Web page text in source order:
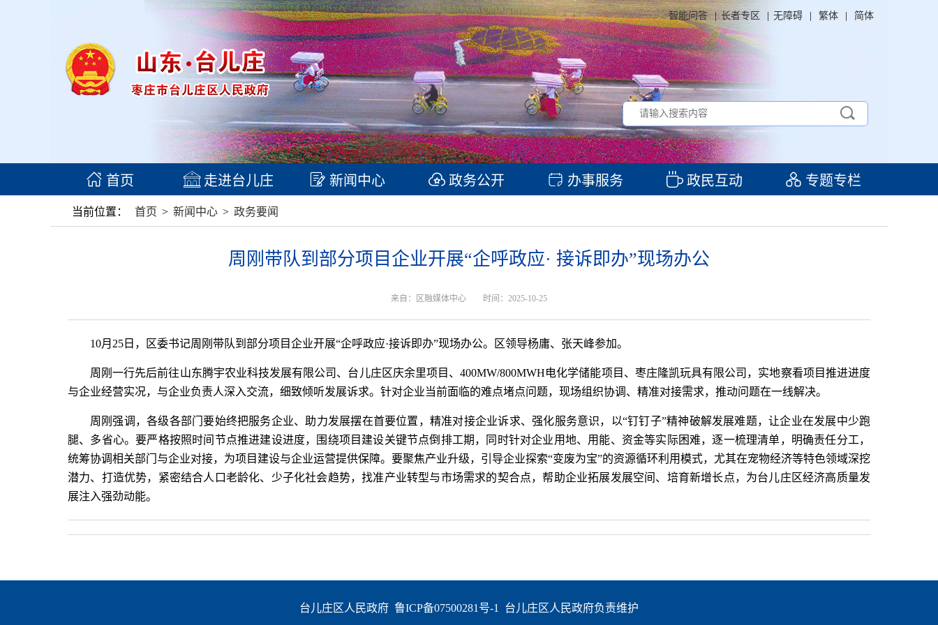
智能问答 | 长者专区 无障碍 繁体 简体
首页 走进台儿庄 新闻中心 政务公开 办事服务 政民互动 专题专栏
当前位置： 首页 > 新闻中心 > 政务要闻
周刚带队到部分项目企业开展“企呼政应· 接诉即办”现场办公
来自：区融媒体中心 时间：2025-10-25
10月25日，区委书记周刚带队到部分项目企业开展“企呼政应·接诉即办”现场办公。区领导杨庸、张天峰参加。
周刚一行先后前往山东腾宇农业科技发展有限公司、台儿庄区庆余里项目、400MW/800MWH电化学储能项目、枣庄隆凯玩具有限公司，实地察看项目推进进度
与企业经营实况，与企业负责人深入交流，细致倾听发展诉求。针对企业当前面临的难点堵点问题，现场组织协调、精准对接需求，推动问题在一线解决。
周刚强调，各级各部门要始终把服务企业、助力发展摆在首要位置，精准对接企业诉求、强化服务意识，以“钉钉子”精神破解发展难题，让企业在发展中少跑
腿、多省心。要严格按照时间节点推进建设进度，围绕项目建设关键节点倒排工期，同时针对企业用地、用能、资金等实际困难，逐一梳理清单，明确责任分工，
统筹协调相关部门与企业对接，为项目建设与企业运营提供保障。要聚焦产业升级，引导企业探索“变废为宝”的资源循环利用模式，尤其在宠物经济等特色领域深挖
潜力、打造优势，紧密结合人口老龄化、少子化社会趋势，找准产业转型与市场需求的契合点，帮助企业拓展发展空间、培育新增长点，为台儿庄区经济高质量发
展注入强劲动能。
台儿庄区人民政府 鲁ICP备07500281号-1
  台儿庄区人民政府负责维护